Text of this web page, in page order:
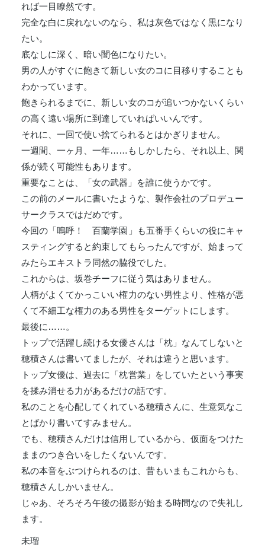
れば一目瞭然です。
完全な白に戻れないのなら、私は灰色ではなく黒になり
たい。
底なしに深く、暗い闇色になりたい。
男の人がすぐに飽きて新しい女のコに目移りすることも
わかっています。
飽きられるまでに、新しい女のコが追いつかないくらい
の高く遠い場所に到達していればいいんです。
それに、一回で使い捨てられるとはかぎりません。
一週間、一ヶ月、一年……もしかしたら、それ以上、関
係が続く可能性もあります。
重要なことは、「女の武器」を誰に使うかです。
この前のメールに書いたような、製作会社のプロデュー
サークラスではだめです。
今回の「嗚呼！ 百蘭学園」も五番手くらいの役にキャ
スティングすると約束してもらったんですが、始まって
みたらエキストラ同然の脇役でした。
これからは、坂巻チーフに従う気はありません。
人柄がよくてかっこいい権力のない男性より、性格が悪
くて不細工な権力のある男性をターゲットにします。
最後に……。
トップで活躍し続ける女優さんは「枕」なんてしないと
穂積さんは書いてましたが、それは違うと思います。
トップ女優は、過去に「枕営業」をしていたという事実
を揉み消せる力があるだけの話です。
私のことを心配してくれている穂積さんに、生意気なこ
とばかり書いてすみません。
でも、穂積さんだけは信用しているから、仮面をつけた
ままのつき合いをしたくないんです。
私の本音をぶつけられるのは、昔もいまもこれからも、
穂積さんしかいません。
じゃあ、そろそろ午後の撮影が始まる時間なので失礼し
ます。
未瑠